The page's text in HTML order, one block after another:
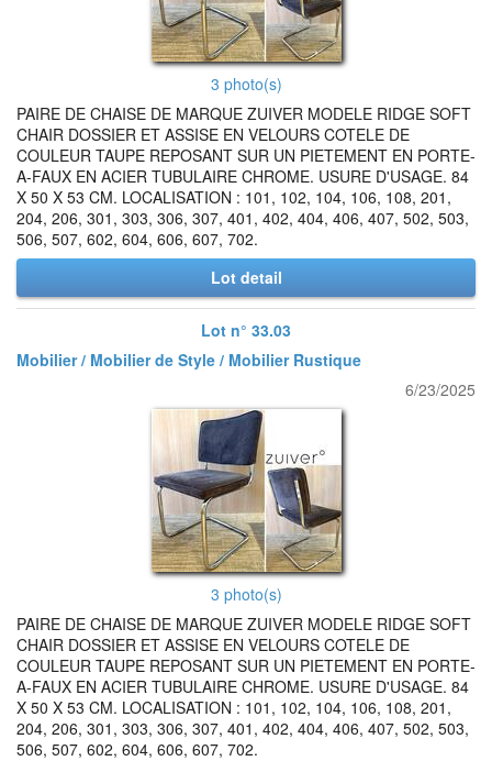
3 photo(s)
PAIRE DE CHAISE DE MARQUE ZUIVER MODELE RIDGE SOFT
CHAIR DOSSIER ET ASSISE EN VELOURS COTELE DE
COULEUR TAUPE REPOSANT SUR UN PIETEMENT EN PORTE-
A-FAUX EN ACIER TUBULAIRE CHROME. USURE D'USAGE. 84
X 50 X 53 CM. LOCALISATION : 101, 102, 104, 106, 108, 201,
204, 206, 301, 303, 306, 307, 401, 402, 404, 406, 407, 502, 503,
506, 507, 602, 604, 606, 607, 702.
Lot detail
Lot n° 33.03
Mobilier / Mobilier de Style / Mobilier Rustique
6/23/2025
3 photo(s)
PAIRE DE CHAISE DE MARQUE ZUIVER MODELE RIDGE SOFT
CHAIR DOSSIER ET ASSISE EN VELOURS COTELE DE
COULEUR TAUPE REPOSANT SUR UN PIETEMENT EN PORTE-
A-FAUX EN ACIER TUBULAIRE CHROME. USURE D'USAGE. 84
X 50 X 53 CM. LOCALISATION : 101, 102, 104, 106, 108, 201,
204, 206, 301, 303, 306, 307, 401, 402, 404, 406, 407, 502, 503,
506, 507, 602, 604, 606, 607, 702.